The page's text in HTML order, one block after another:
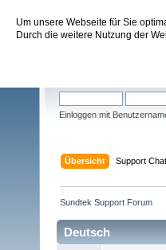
Um unsere Webseite für Sie
Durch die weitere Nutzung der
Sundtek
Einloggen mit
Übersicht Support Chat
Sundtek Support Forum
Deutsch